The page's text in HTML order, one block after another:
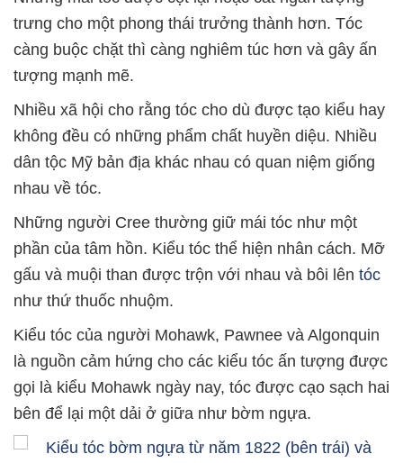
trưng cho một phong thái trưởng thành hơn. Tóc
càng buộc chặt thì càng nghiêm túc hơn và gây ấn
tượng mạnh mẽ.
Nhiều xã hội cho rằng tóc cho dù được tạo kiểu hay
không đều có những phẩm chất huyền diệu. Nhiều
dân tộc Mỹ bản địa khác nhau có quan niệm giống
nhau về tóc.
Những người Cree thường giữ mái tóc như một
phần của tâm hồn. Kiểu tóc thể hiện nhân cách. Mỡ
gấu và muội than được trộn với nhau và bôi lên tóc
như thứ thuốc nhuộm.
Kiểu tóc của người Mohawk, Pawnee và Algonquin
là nguồn cảm hứng cho các kiểu tóc ấn tượng được
gọi là kiểu Mohawk ngày nay, tóc được cạo sạch hai
bên để lại một dải ở giữa như bờm ngựa.